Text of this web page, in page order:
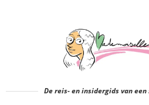
De reis- en insidergids van